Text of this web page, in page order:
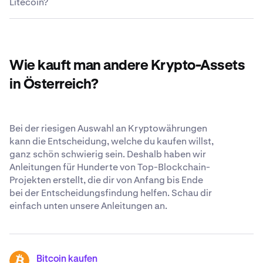
Kryptowährungen zu traden. Eine vollständige Liste der
Trading-Paare findest du imKraken Support-Center.
dich zugänglich bleibt. Auch wenn wir nach wie vor
überzeugt sind, dass der sicherste Ort für deine Krypto
möglich zu sein, wenn du uns deine Litecoin anvertraust.
Erfahre mehr über unsereweltweit anerkannten
Sicherheitsstandards
Wie kauft man andere Krypto-Assets
in Österreich?
Bei der riesigen Auswahl an Kryptowährungen
kann die Entscheidung, welche du kaufen willst,
ganz schön schwierig sein. Deshalb haben wir
Anleitungen für Hunderte von Top-Blockchain-
Projekten erstellt, die dir von Anfang bis Ende
bei der Entscheidungsfindung helfen. Schau dir
einfach unten unsere Anleitungen an.
BTC Bitcoin kaufen